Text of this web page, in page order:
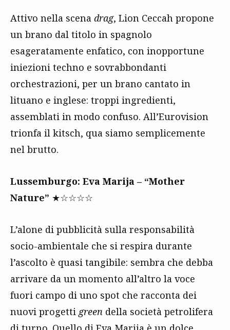
Attivo nella scena drag, Lion Ceccah propone
un brano dal titolo in spagnolo
esageratamente enfatico, con inopportune
iniezioni techno e sovrabbondanti
orchestrazioni, per un brano cantato in
lituano e inglese: troppi ingredienti,
assemblati in modo confuso. All’Eurovision
trionfa il kitsch, qua siamo semplicemente
nel brutto.
Lussemburgo: Eva Marija – “Mother
Nature” ★☆☆☆☆
L’alone di pubblicità sulla responsabilità
socio-ambientale che si respira durante
l’ascolto è quasi tangibile: sembra che debba
arrivare da un momento all’altro la voce
fuori campo di uno spot che racconta dei
nuovi progetti green della società petrolifera